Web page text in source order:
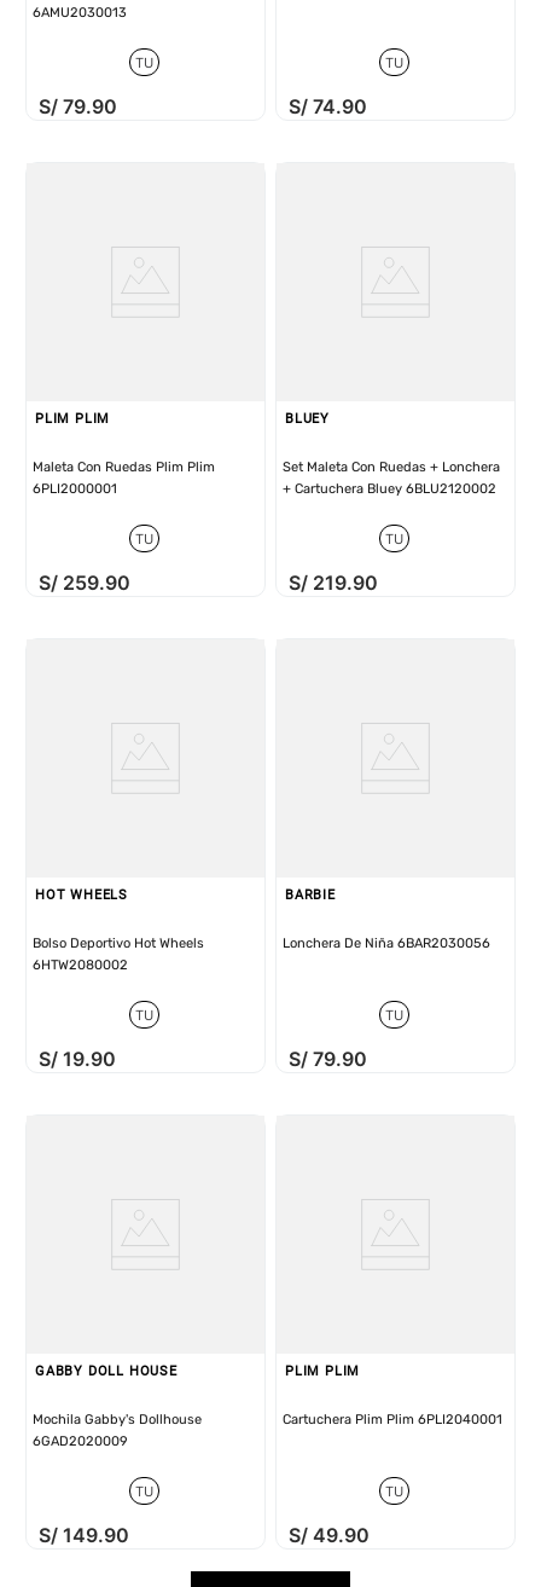
6AMU2030013
TU
S/ 79.90
TU
S/ 74.90
PLIM PLIM
Maleta Con Ruedas Plim Plim
6PLI2000001
TU
S/ 259.90
BLUEY
Set Maleta Con Ruedas + Lonchera
+ Cartuchera Bluey 6BLU2120002
TU
S/ 219.90
HOT WHEELS
Bolso Deportivo Hot Wheels
6HTW2080002
TU
S/ 19.90
BARBIE
Lonchera De Niña 6BAR2030056
TU
S/ 79.90
GABBY DOLL HOUSE
Mochila Gabby's Dollhouse
6GAD2020009
TU
S/ 149.90
PLIM PLIM
Cartuchera Plim Plim 6PLI2040001
TU
S/ 49.90